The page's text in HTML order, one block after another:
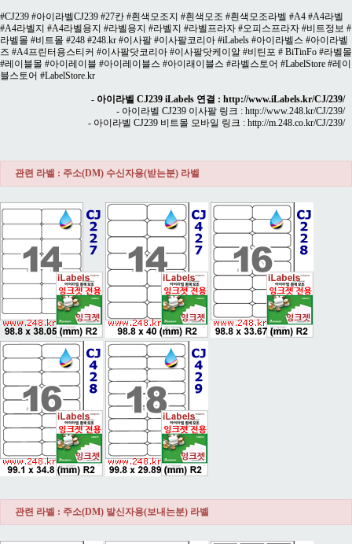
#CJ239 #아이라벨CJ239 #27칸 #흰색모조지 #흰색모조 #흰색모조라벨 #A4 #A4라벨
#A4라벨지 #A4라벨용지 #라벨용지 #라벨지 #라벨프라자 #오피스프라자 #비트정보 #
라벨몰 #비트몰 #248 #248.kr #이사팔 #이사팔코리아 #iLabels #아이라벨스 #아이라벨
즈 #A4프린터용스티커 #이사팔닷코리아 #이사팔닷케이알 #비틴포 # BiTinFo #라벨몰
#레이블몰 #아이레이블 #아이레이블스 #아이래이블스 #라벨스토어 #LabelStore #레이
블스토어 #LabelStore.kr
- 아이라벨 CJ239 iLabels 연결 : http://www.iLabels.kr/CJ/239/
- 아이라벨 CJ239 이사팔 링크 : http://www.248.kr/CJ/239/
- 아이라벨 CJ239 비트몰 모바일 링크 : http://m.248.co.kr/CJ/239/
관련 라벨 : 주소(DM) 수신자용(받는분) 라벨
관련 라벨 : 주소(DM) 발신자용(보내는분) 라벨